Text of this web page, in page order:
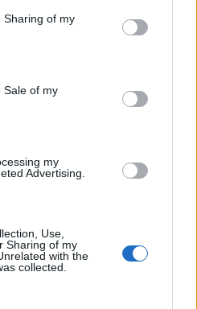
behaviour. You may click to
and its third-party tags to
purposes in below Google
Sharing of my
Sale of my
my
Advertising.
Use,
Sharing of my
with the
collected.